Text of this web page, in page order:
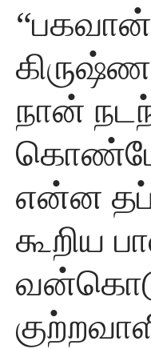
“பகவான்
நான்
என்ன
கூறிய